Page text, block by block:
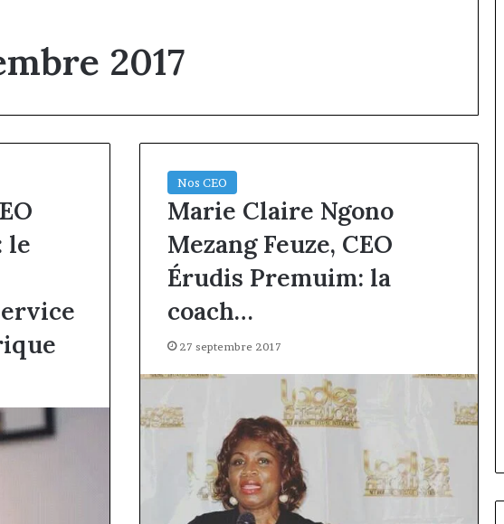
2017
le
Nos CEO
Marie Claire Ngono
Mezang Feuze, CEO
Érudis Premuim: la
coach…
27 septembre 2017